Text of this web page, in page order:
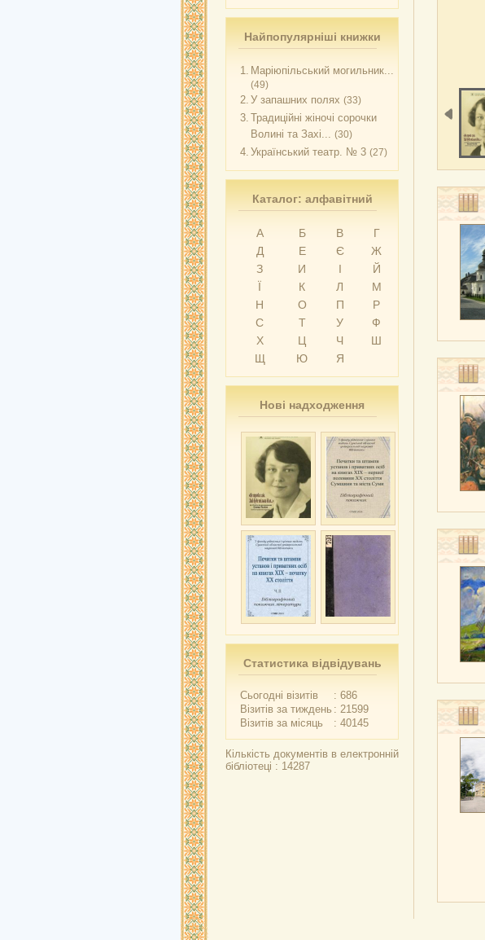
Найпопулярніші книжки
1. Маріюпільський могильник...
(49)
2. У запашних полях (33)
3. Традиційні жіночі сорочки
Волині та Захі... (30)
4. Український театр. № 3 (27)
Каталог: алфавітний
А Б В
Г
Д
Е Є
Ж
З
И І
Й
Ї
К Л
М
Н
О П
Р
С
Т У
Ф
Х
Ц Ч
Ш
Щ
Ю Я
Нові надходження
Статистика відвідувань
Сьогодні візитів
: 686
Візитів за тиждень : 21599
Візитів за місяць
: 40145
Кількість документів в електронній
бібліотеці : 14287